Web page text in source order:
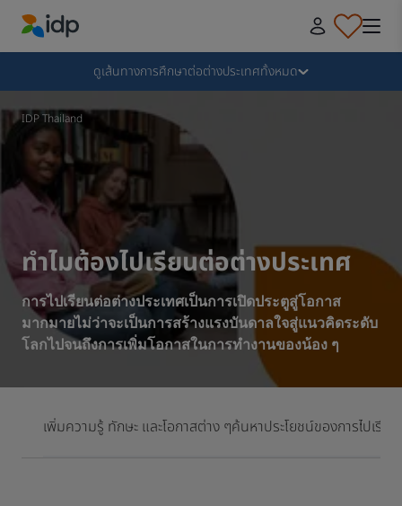
IDP Education
ดูเส้นทางการศึกษาต่อต่างประเทศทั้งหมด
ทำไมต้องไปเรียนต่อต่างประเทศกับ IDP
เลือกเรียนต่อต่างประเทศกับสถาบันและหลักสูตรที่ใช่​
ขั้นตอนการยื่นใบสมัครเรียนต่อต่างประเทศ
ขั้นตอนหลังจากได้รับใบตอบรับ
เตรียมความพร้อมก่อนบิน
Collapse
IDP Thailand
ทำไมต้องไปเรียนต่อต่างประเทศ
การไปเรียนต่อต่างประเทศเป็นการเปิดประตูสู่โอกาส
มากมายไม่ว่าจะเป็นการสร้างแรงบันดาลใจสู่แนวคิดระดับ
โลกไปจนถึงการเพิ่มโอกาสในการทำงานของน้อง ๆ
เพิ่มความรู้ ทักษะ และโอกาสต่าง ๆค้นหาประโยชน์ของการไปเรีย